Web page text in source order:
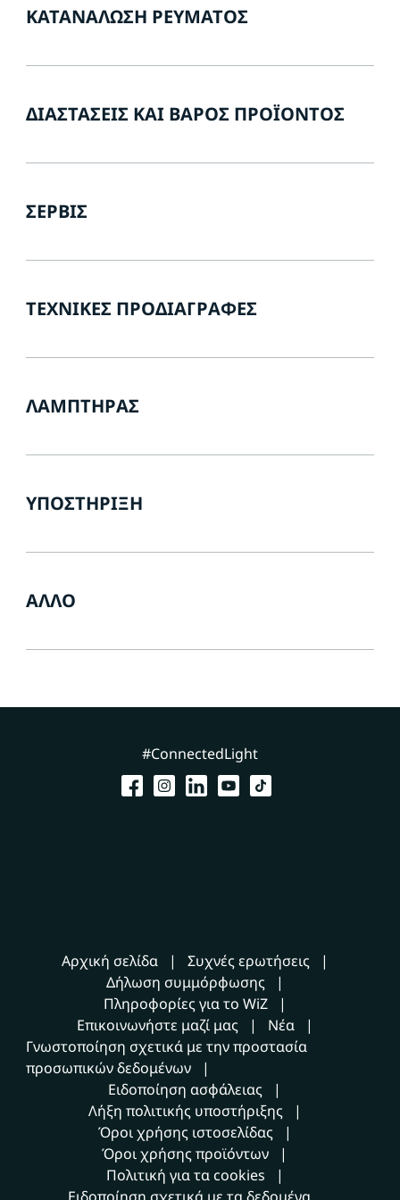
ΚΑΤΑΝΆΛΩΣΗ ΡΕΎΜΑΤΟΣ
ΔΙΑΣΤΆΣΕΙΣ ΚΑΙ ΒΆΡΟΣ ΠΡΟΪΌΝΤΟΣ
ΣΈΡΒΙΣ
ΤΕΧΝΙΚΈΣ ΠΡΟΔΙΑΓΡΑΦΈΣ
ΛΑΜΠΤΉΡΑΣ
ΥΠΟΣΤΉΡΙΞΗ
ΆΛΛΟ
#ConnectedLight
Αρχική σελίδα
Συχνές ερωτήσεις
Δήλωση συμμόρφωσης
Πληροφορίες για το WiZ
Επικοινωνήστε μαζί μας
Νέα
Γνωστοποίηση σχετικά με την προστασία
προσωπικών δεδομένων
Ειδοποίηση ασφάλειας
Λήξη πολιτικής υποστήριξης
Όροι χρήσης ιστοσελίδας
Όροι χρήσης προϊόντων
Πολιτική για τα cookies